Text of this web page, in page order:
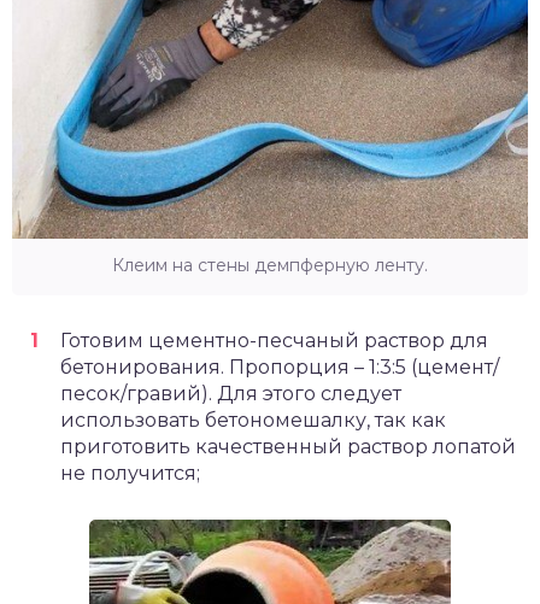
Клеим на стены демпферную ленту.
Готовим цементно-песчаный раствор для
бетонирования. Пропорция – 1:3:5 (цемент/
песок/гравий). Для этого следует
использовать бетономешалку, так как
приготовить качественный раствор лопатой
не получится;